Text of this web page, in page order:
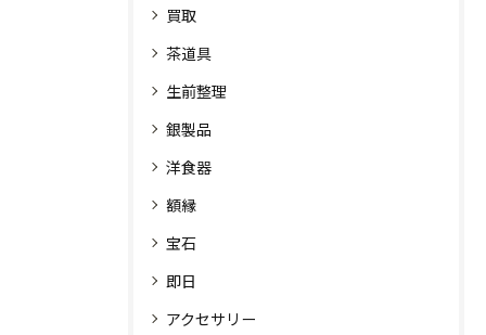
買取
茶道具
生前整理
銀製品
洋食器
額縁
宝石
即日
アクセサリー